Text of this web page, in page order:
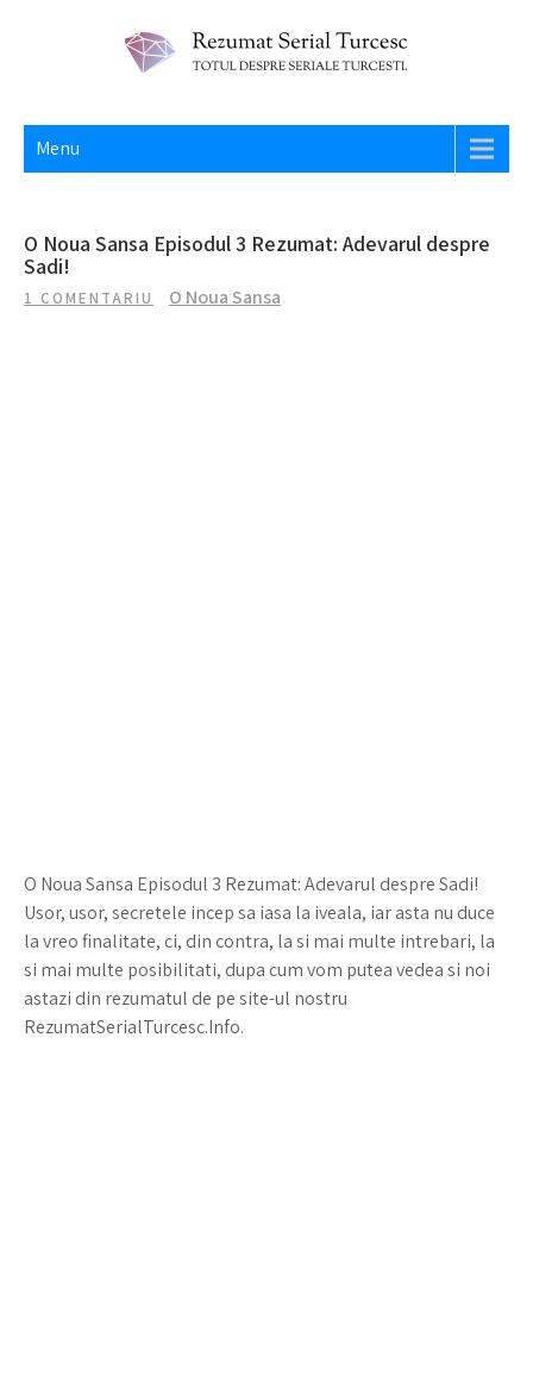
REZUMAT SERIAL TURCESC
Menu
O Noua Sansa Episodul 3 Rezumat: Adevarul despre
Sadi!
1 COMENTARIU O Noua Sansa
O Noua Sansa Episodul 3 Rezumat: Adevarul despre Sadi!
Usor, usor, secretele incep sa iasa la iveala, iar asta nu duce
la vreo finalitate, ci, din contra, la si mai multe intrebari, la
si mai multe posibilitati, dupa cum vom putea vedea si noi
astazi din rezumatul de pe site-ul nostru
RezumatSerialTurcesc.Info.